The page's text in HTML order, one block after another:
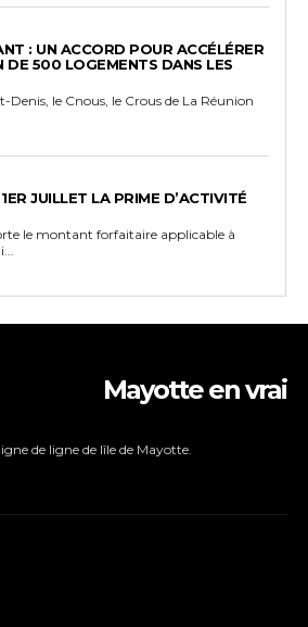
: UN ACCORD POUR ACCÉLÉRER
DE 500 LOGEMENTS DANS LES
Denis, le Cnous, le Crous de La Réunion
JUILLET LA PRIME D’ACTIVITÉ
le montant forfaitaire applicable à
Mayotte en vrai
de ligne de lîle de Mayotte.